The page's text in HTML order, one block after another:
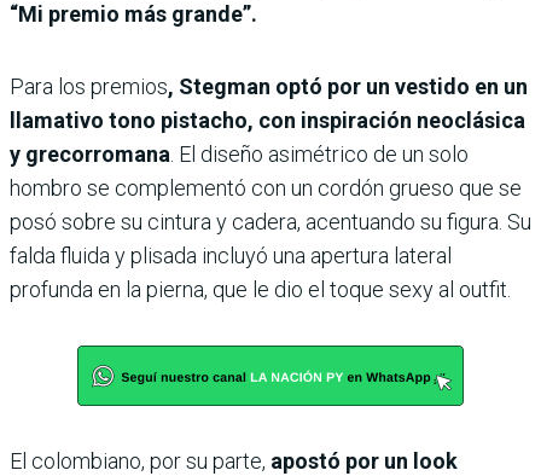
“Mi premio más grande”.
Para los premios, Stegman optó por un vestido en un
llamativo tono pistacho, con inspiración neoclásica
y grecorromana. El diseño asimétrico de un solo
hombro se complementó con un cordón grueso que se
posó sobre su cintura y cadera, acentuando su figura. Su
falda fluida y plisada incluyó una apertura lateral
profunda en la pierna, que le dio el toque sexy al outfit.
El colombiano, por su parte, apostó por un look